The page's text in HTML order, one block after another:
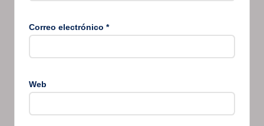
Correo electrónico *
Web